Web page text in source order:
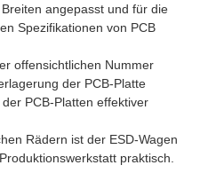
angepasst und für die
Spezifikationen von PCB
offensichtlichen Nummer
der PCB-Platte
PCB-Platten effektiver
Rädern ist der ESD-Wagen
praktisch.